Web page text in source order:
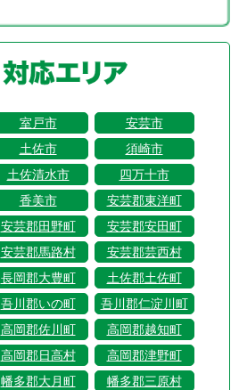
室戸市
安芸市
土佐市
須崎市
土佐清水市
四万十市
香美市
安芸郡東洋町
安芸郡田野町
安芸郡安田町
安芸郡馬路村
安芸郡芸西村
長岡郡大豊町
土佐郡土佐町
吾川郡いの町
吾川郡仁淀川町
高岡郡佐川町
高岡郡越知町
高岡郡日高村
高岡郡津野町
幡多郡大月町
幡多郡三原村